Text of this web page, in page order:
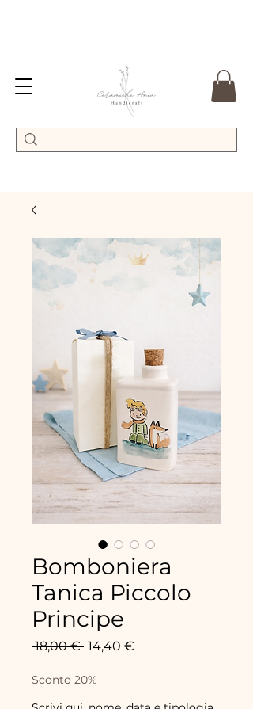
Bomboniera
Tanica Piccolo
Principe
18,00 € Precio
14,40 €
Sconto 20%